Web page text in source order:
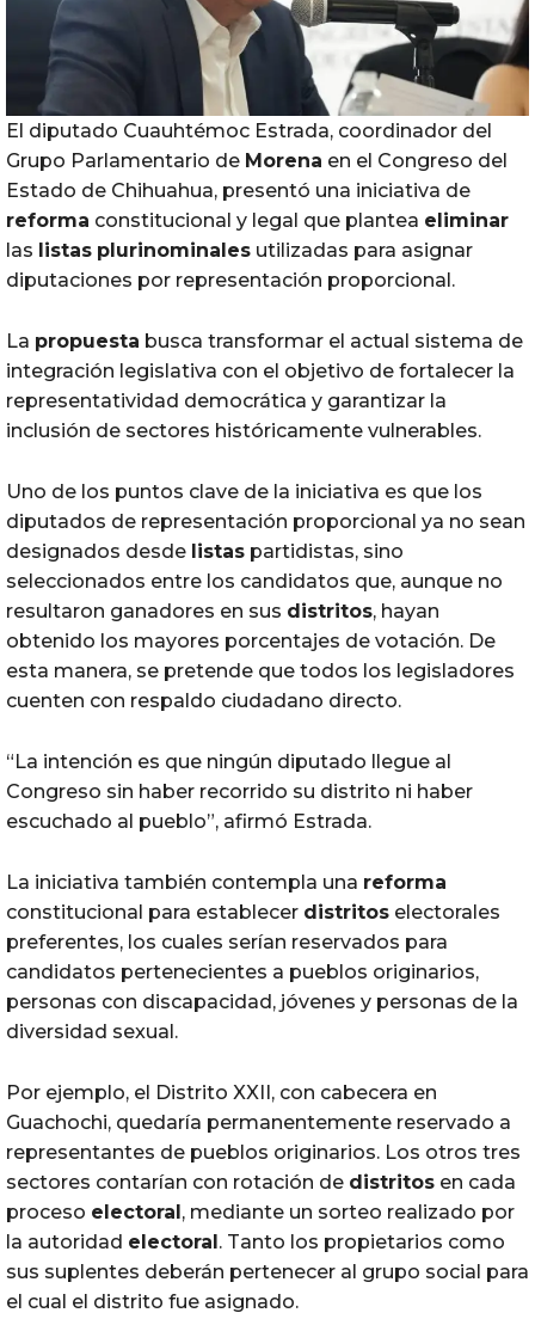
El diputado Cuauhtémoc Estrada, coordinador del
Grupo Parlamentario de Morena en el Congreso del
Estado de Chihuahua, presentó una iniciativa de
reforma constitucional y legal que plantea eliminar
las listas plurinominales utilizadas para asignar
diputaciones por representación proporcional.
La propuesta busca transformar el actual sistema de
integración legislativa con el objetivo de fortalecer la
representatividad democrática y garantizar la
inclusión de sectores históricamente vulnerables.
Uno de los puntos clave de la iniciativa es que los
diputados de representación proporcional ya no sean
designados desde listas partidistas, sino
seleccionados entre los candidatos que, aunque no
resultaron ganadores en sus distritos, hayan
obtenido los mayores porcentajes de votación. De
esta manera, se pretende que todos los legisladores
cuenten con respaldo ciudadano directo.
“La intención es que ningún diputado llegue al
Congreso sin haber recorrido su distrito ni haber
escuchado al pueblo”, afirmó Estrada.
La iniciativa también contempla una reforma
constitucional para establecer distritos electorales
preferentes, los cuales serían reservados para
candidatos pertenecientes a pueblos originarios,
personas con discapacidad, jóvenes y personas de la
diversidad sexual.
Por ejemplo, el Distrito XXII, con cabecera en
Guachochi, quedaría permanentemente reservado a
representantes de pueblos originarios. Los otros tres
sectores contarían con rotación de distritos en cada
proceso electoral , mediante un sorteo realizado por
la autoridad electoral . Tanto los propietarios como
sus suplentes deberán pertenecer al grupo social para
el cual el distrito fue asignado.